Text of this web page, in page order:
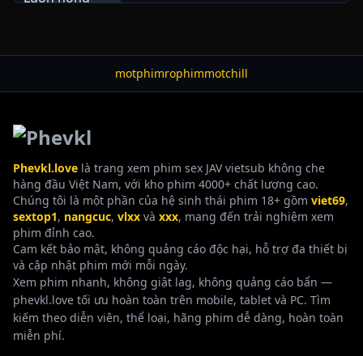
00:30
HD
Sếp già dê, chuốc rượu say, đụ nữ nhân
HD
27:00
KAM-034 Video Voyeur Chị Em Thô
Nguyên Bản
👁 594 lượt xem
Movie code: vsphim-h02038 Original
title: Sensual Adventures – Ep 4 – The
motphimrophimmotchill
Phevkl.love là trang xem phim sex JAV vietsub không che
hàng đầu Việt Nam, với kho phim 4000+ chất lượng cao.
Chúng tôi là một phần của hệ sinh thái phim 18+ gồm viet69,
sextop1, nangcuc, vlxx và xxx, mang đến trải nghiệm xem
phim đỉnh cao.
Cam kết bảo mật, không quảng cáo độc hại, hỗ trợ đa thiết bị
và cập nhật phim mới mỗi ngày.
Xem phim nhanh, không giật lag, không quảng cáo bẩn —
phevkl.love tối ưu hoàn toàn trên mobile, tablet và PC. Tìm
kiếm theo diễn viên, thể loại, hãng phim dễ dàng, hoàn toàn
miễn phí.